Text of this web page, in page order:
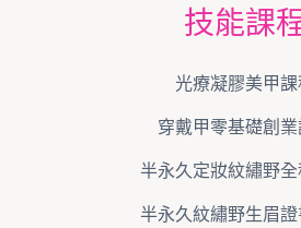
技能課
光療凝膠美甲
穿戴甲零基礎創
半永久定妝紋繡野
半永久紋繡野生眉